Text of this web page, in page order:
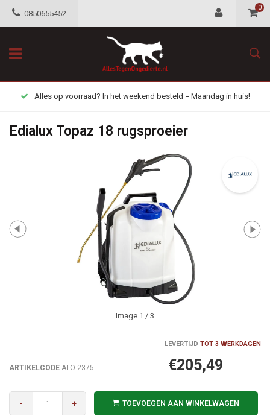
0850655452
0
Alles op voorraad? In het weekend besteld = Maandag in huis!
Edialux Topaz 18 rugsproeier
Image 1 / 3
LEVERTIJD TOT 3 WERKDAGEN
ARTIKELCODE ATO-2375 €205,49
- + TOEVOEGEN AAN WINKELWAGEN